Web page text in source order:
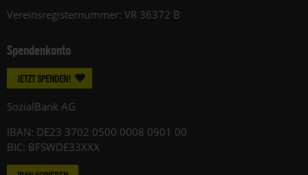
Vereinsregisternummer: VR 36372 B
Spendenkonto
JETZT SPENDEN!
SozialBank AG
IBAN: DE23 3702 0500 0008 0901 00
BIC: BFSWDE33XXX